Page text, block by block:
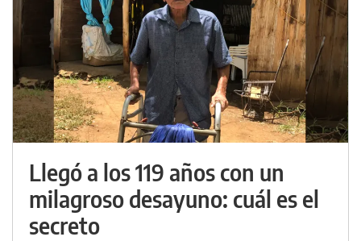
Llegó a los 119 años con un
milagroso desayuno: cuál es el
secreto